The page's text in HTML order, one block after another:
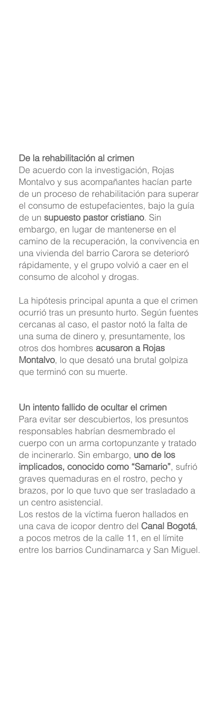
De la rehabilitación al crimen
De acuerdo con la investigación, Rojas
Montalvo y sus acompañantes hacían parte
de un proceso de rehabilitación para superar
el consumo de estupefacientes, bajo la guía
de un supuesto pastor cristiano. Sin
embargo, en lugar de mantenerse en el
camino de la recuperación, la convivencia en
una vivienda del barrio Carora se deterioró
rápidamente, y el grupo volvió a caer en el
consumo de alcohol y drogas.
La hipótesis principal apunta a que el crimen
ocurrió tras un presunto hurto. Según fuentes
cercanas al caso, el pastor notó la falta de
una suma de dinero y, presuntamente, los
otros dos hombres acusaron a Rojas
Montalvo, lo que desató una brutal golpiza
que terminó con su muerte.
Un intento fallido de ocultar el crimen
Para evitar ser descubiertos, los presuntos
responsables habrían desmembrado el
cuerpo con un arma cortopunzante y tratado
de incinerarlo. Sin embargo, uno de los
implicados, conocido como “Samario”, sufrió
graves quemaduras en el rostro, pecho y
brazos, por lo que tuvo que ser trasladado a
un centro asistencial.
Los restos de la víctima fueron hallados en
una cava de icopor dentro del Canal Bogotá,
a pocos metros de la calle 11, en el límite
entre los barrios Cundinamarca y San Miguel.